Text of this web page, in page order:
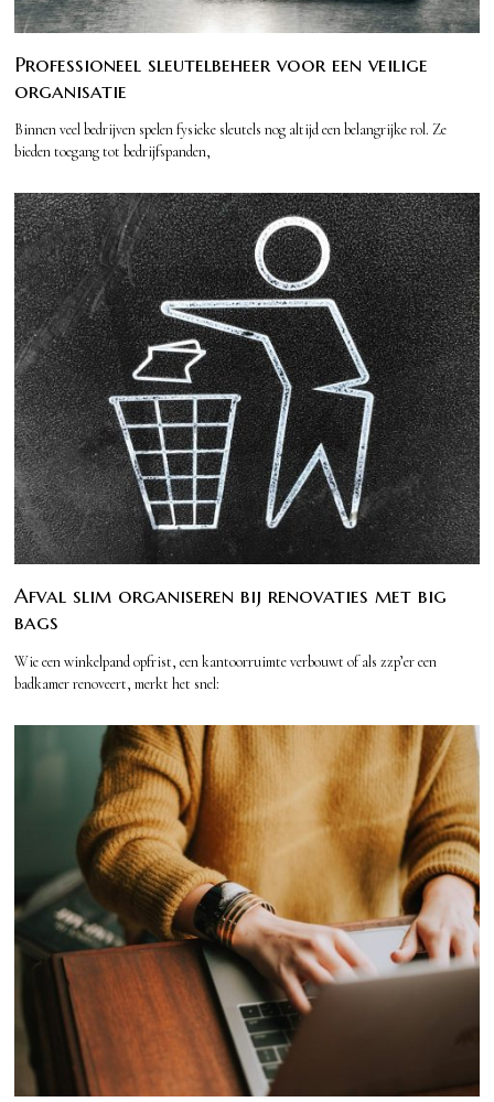
Professioneel sleutelbeheer voor een veilige
organisatie
Binnen veel bedrijven spelen fysieke sleutels nog altijd een belangrijke rol. Ze
bieden toegang tot bedrijfspanden,
Afval slim organiseren bij renovaties met big
bags
Wie een winkelpand opfrist, een kantoorruimte verbouwt of als zzp’er een
badkamer renoveert, merkt het snel: